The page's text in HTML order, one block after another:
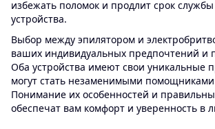
избежать поломок и продлит срок
устройства.
Выбор между эпилятором и
ваших индивидуальных предпочтений и
Оба устройства имеют свои уникальные
могут стать незаменимыми помощниками
Понимание их особенностей и
обеспечат вам комфорт и уверенность в